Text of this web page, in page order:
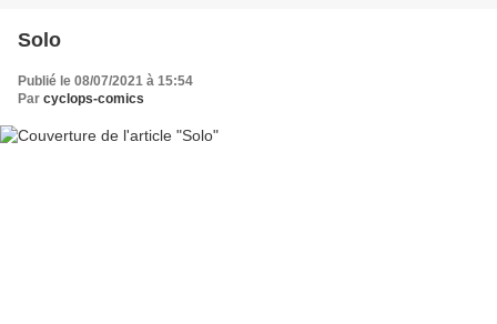
Solo
Publié le 08/07/2021 à 15:54
Par cyclops-comics